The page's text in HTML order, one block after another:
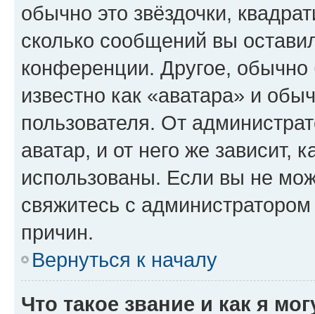
обычно это звёздочки,
сколько сообщений вы
конференции. Другое,
известно как «аватара» и
пользователя. От
аватар, и от него же зависит,
использованы. Если вы не
свяжитесь с
причин.
Вернуться к началу
Что такое звание и как я